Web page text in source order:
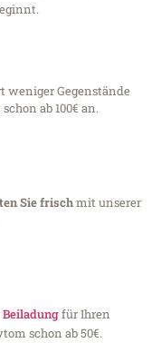
weniger Gegenstände
ab 100€ an.
Sie frischmit unserer
Beiladungfür Ihren
schon ab 50€.